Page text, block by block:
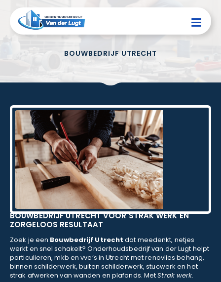
BOUWBEDRIJF UTRECHT
BOUWBEDRIJF UTRECHT VOOR STRAK WERK EN
ZORGELOOS RESULTAAT
Zoek je een Bouwbedrijf Utrecht dat meedenkt, netjes
werkt en snel schakelt? Onderhoudsbedrijf van der Lugt helpt
particulieren, mkb en vve’s in Utrecht met renovlies behang,
binnen schilderwerk, buiten schilderwerk, stucwerk en het
strak afwerken van wanden en plafonds. MetStrak werk.